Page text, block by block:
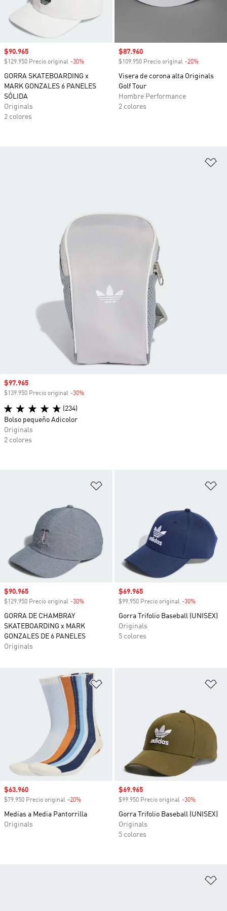
Precio de venta
$90.965
$129.950 Precio original -30%
GORRA SKATEBOARDING x
MARK GONZALES 6 PANELES
SÓLIDA
Originals
2 colores
Precio de venta
$87.960
$109.950 Precio original -20%
Visera de corona alta Originals
Golf Tour
Hombre Performance
2 colores
Precio de venta
$90.965
$129.950 Precio original -30%
GORRA DE CHAMBRAY
SKATEBOARDING x MARK
GONZALES DE 6 PANELES
Originals
Precio de venta
$69.965
$99.950 Precio original -30%
Gorra Trifolio Baseball (UNISEX)
Originals
5 colores
Precio de venta
$63.960
$79.950 Precio original -20%
Medias a Media Pantorrilla
Originals
Precio de venta
$69.965
$99.950 Precio original -30%
Gorra Trifolio Baseball (UNISEX)
Originals
5 colores
Precio de venta
$97.965
$139.950 Precio original -30%
(234)
Bolso pequeño Adicolor
Originals
2 colores